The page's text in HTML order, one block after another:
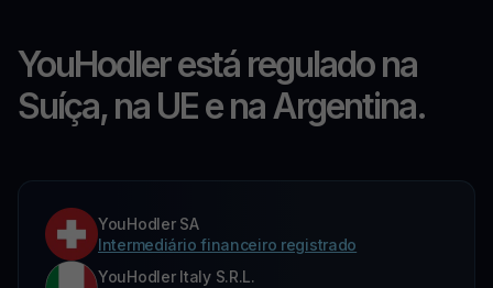
YouHodler está regulado na
Suíça, na UE e na Argentina.
YouHodler SA
Intermediário financeiro registrado
YouHodler Italy S.R.L.